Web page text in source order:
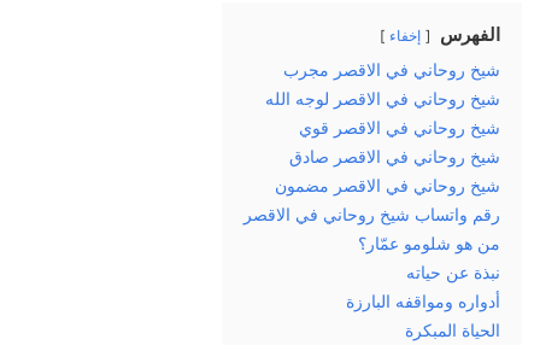
الفهرس إخفاء
شيخ روحاني في الاقصر مجرب
شيخ روحاني في الاقصر لوجه الله
شيخ روحاني في الاقصر قوي
شيخ روحاني في الاقصر صادق
شيخ روحاني في الاقصر مضمون
رقم واتساب شيخ روحاني في الاقصر
من هو شلومو عمّار؟
نبذة عن حياته
أدواره ومواقفه البارزة
الحياة المبكرة